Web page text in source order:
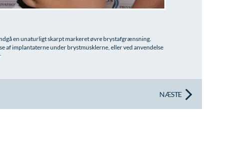
en unaturligt skarpt markeret øvre brystafgrænsning.
af implantaterne under brystmusklerne, eller ved anvendelse
NÆSTE